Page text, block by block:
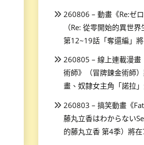
260806 – 動畫《Re:ゼ
（Re: 從零開始的異世
第12~19話「奪還編」
260805 – 線上連載漫畫
術師》（冒牌鍊金術師
畫、奴隸女主角「諾拉
260803 – 搞笑動畫《
藤丸立香はわからない
的藤丸立香 第4季）將在